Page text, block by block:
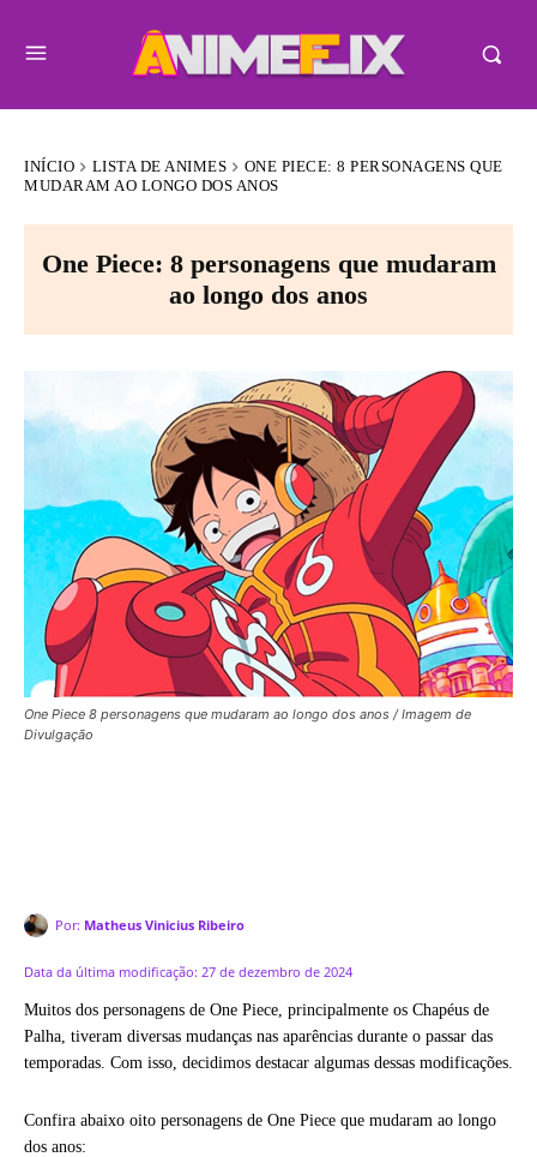
INÍCIO LISTA DE ANIMES
ONE PIECE: 8 PERSONAGENS QUE
MUDARAM AO LONGO DOS ANOS
One Piece: 8 personagens que mudaram
ao longo dos anos
One Piece 8 personagens que mudaram ao longo dos anos / Imagem de
Divulgação
Por: Matheus Vinicius Ribeiro
Data da última modificação: 27 de dezembro de 2024
Muitos dos personagens de One Piece, principalmente os Chapéus de
Palha, tiveram diversas mudanças nas aparências durante o passar das
temporadas. Com isso, decidimos destacar algumas dessas modificações.
Confira abaixo oito personagens de One Piece que mudaram ao longo
dos anos: